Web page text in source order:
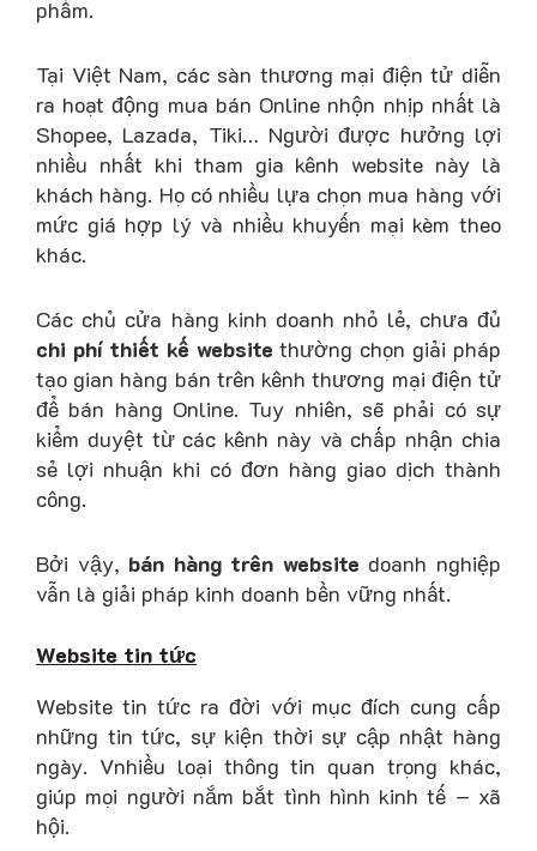
phẩm.
Tại Việt Nam, các sàn thương mại điện tử diễn
ra hoạt động mua bán Online nhộn nhịp nhất là
Shopee, Lazada, Tiki… Người được hưởng lợi
nhiều nhất khi tham gia kênh website này là
khách hàng. Họ có nhiều lựa chọn mua hàng với
mức giá hợp lý và nhiều khuyến mại kèm theo
khác.
Các chủ cửa hàng kinh doanh nhỏ lẻ, chưa đủ
chi phí thiết kế website thường chọn giải pháp
tạo gian hàng bán trên kênh thương mại điện tử
để bán hàng Online. Tuy nhiên, sẽ phải có sự
kiểm duyệt từ các kênh này và chấp nhận chia
sẻ lợi nhuận khi có đơn hàng giao dịch thành
công.
Bởi vậy, bán hàng trên website doanh nghiệp
vẫn là giải pháp kinh doanh bền vững nhất.
Website tin tức
Website tin tức ra đời với mục đích cung cấp
những tin tức, sự kiện thời sự cập nhật hàng
ngày. Vnhiều loại thông tin quan trọng khác,
giúp mọi người nắm bắt tình hình kinh tế – xã
hội.